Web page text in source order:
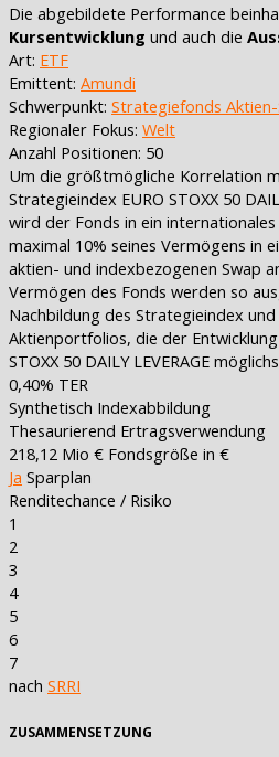
Die abgebildete Performance
Kursentwicklung und auch die
Art: ETF
Emittent: Amundi
Schwerpunkt: Strategiefonds
Regionaler Fokus: Welt
Anzahl Positionen: 50
Um die größtmögliche Korrelation
Strategieindex EURO STOXX 50
wird der Fonds in ein
maximal 10% seines Vermögens in
aktien- und indexbezogenen Swap
Vermögen des Fonds werden so
Nachbildung des Strategieindex
Aktienportfolios, die der
STOXX 50 DAILY LEVERAGE
0,40% TER
Synthetisch Indexabbildung
Thesaurierend Ertragsverwendung
218,12 Mio € Fondsgröße in €
Ja Sparplan
Renditechance / Risiko
1
2
3
4
5
6
7
nach SRRI
ZUSAMMENSETZUNG